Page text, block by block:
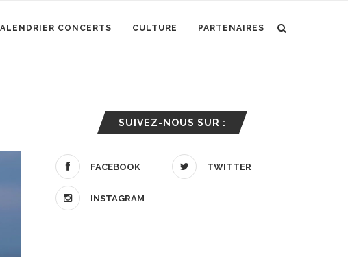
CONCERTS CULTURE PARTENAIRES
SUIVEZ-NOUS SUR :
FACEBOOK TWITTER
INSTAGRAM